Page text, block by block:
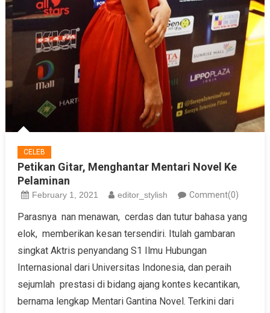
CELEB
Petikan Gitar, Menghantar Mentari Novel Ke
Pelaminan
February 1, 2021 editor_stylish Comment(0)
Parasnya nan menawan, cerdas dan tutur bahasa yang
elok, memberikan kesan tersendiri. Itulah gambaran
singkat Aktris penyandang S1 Ilmu Hubungan
Internasional dari Universitas Indonesia, dan peraih
sejumlah prestasi di bidang ajang kontes kecantikan,
bernama lengkap Mentari Gantina Novel. Terkini dari